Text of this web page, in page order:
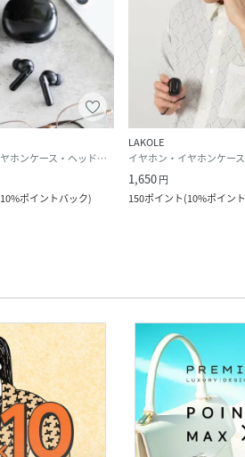
イヤホン・イヤホンケース・ヘッドフォン
10%ポイントバック)
LAKOLE
1,650円
150ポイント(10%ポイン